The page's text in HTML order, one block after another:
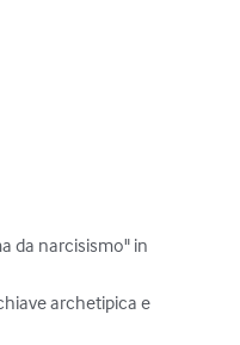
da narcisismo" in
archetipica e